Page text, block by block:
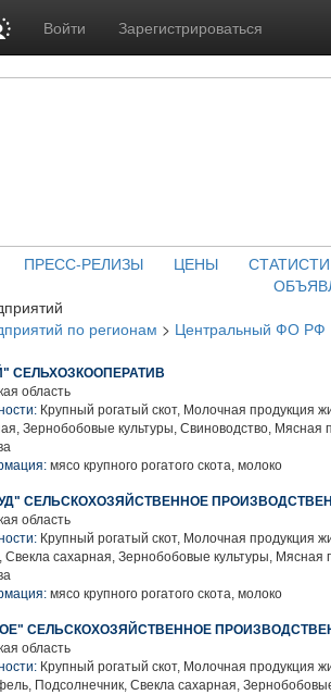
Войти Зарегистрироваться
ПРЕСС-РЕЛИЗЫ ЦЕНЫ
по регионам > Центральный ФО РФ
СЕЛЬХОЗКООПЕРАТИВ
область
Крупный рогатый скот, Молочная продукция
Зернобобовые культуры, Свиноводство, Мясная
мясо крупного рогатого скота, молоко
СЕЛЬСКОХОЗЯЙСТВЕННОЕ
область
Крупный рогатый скот, Молочная продукция
Свекла сахарная, Зернобобовые культуры, Мясная
мясо крупного рогатого скота, молоко
СЕЛЬСКОХОЗЯЙСТВЕННОЕ
область
Крупный рогатый скот, Молочная продукция
Подсолнечник, Свекла сахарная,